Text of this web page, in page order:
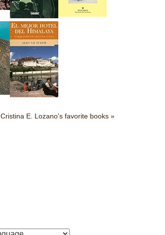
Cristina E. Lozano's favorite books »